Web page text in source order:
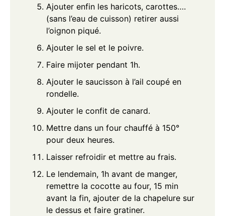
Ajouter enfin les haricots, carottes….
(sans l’eau de cuisson) retirer aussi
l’oignon piqué.
Ajouter le sel et le poivre.
Faire mijoter pendant 1h.
Ajouter le saucisson à l’ail coupé en
rondelle.
Ajouter le confit de canard.
Mettre dans un four chauffé à 150°
pour deux heures.
Laisser refroidir et mettre au frais.
Le lendemain, 1h avant de manger,
remettre la cocotte au four, 15 min
avant la fin, ajouter de la chapelure sur
le dessus et faire gratiner.